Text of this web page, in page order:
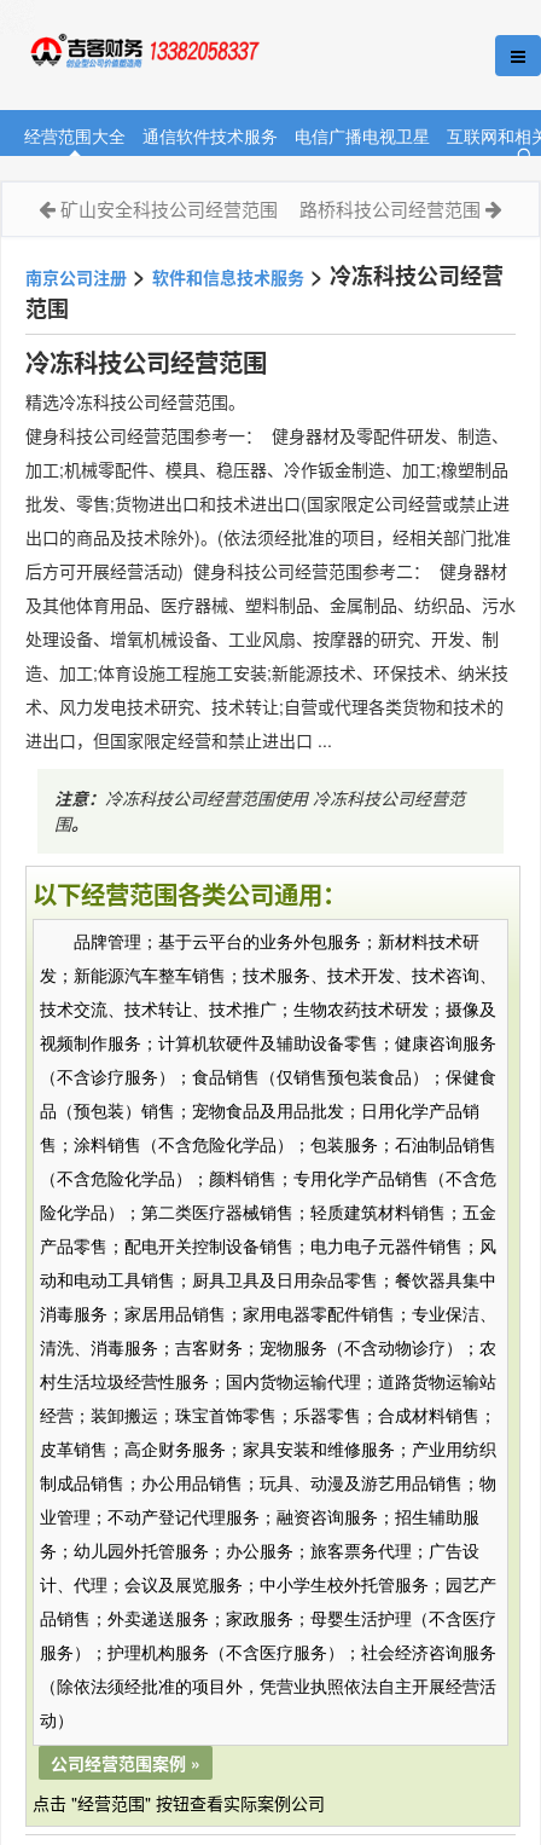
经营范围大全 通信软件技术服务 电信广播电视卫星 互联网和相
矿山安全科技公司经营范围 路桥科技公司经营范围
南京公司注册 > 软件和信息技术服务 > 冷冻科技公司经营
范围
冷冻科技公司经营范围
精选冷冻科技公司经营范围。
健身科技公司经营范围参考一： 健身器材及零配件研发、制造、
加工;机械零配件、模具、稳压器、冷作钣金制造、加工;橡塑制品
批发、零售;货物进出口和技术进出口(国家限定公司经营或禁止进
出口的商品及技术除外)。(依法须经批准的项目，经相关部门批准
后方可开展经营活动) 健身科技公司经营范围参考二： 健身器材
及其他体育用品、医疗器械、塑料制品、金属制品、纺织品、污水
处理设备、增氧机械设备、工业风扇、按摩器的研究、开发、制
造、加工;体育设施工程施工安装;新能源技术、环保技术、纳米技
术、风力发电技术研究、技术转让;自营或代理各类货物和技术的
进出口，但国家限定经营和禁止进出口 ...
注意： 冷冻科技公司经营范围使用冷冻科技公司经营范
围。
以下经营范围各类公司通用：
品牌管理；基于云平台的业务外包服务；新材料技术研
发；新能源汽车整车销售；技术服务、技术开发、技术咨询、
技术交流、技术转让、技术推广；生物农药技术研发；摄像及
视频制作服务；计算机软硬件及辅助设备零售；健康咨询服务
（不含诊疗服务）；食品销售（仅销售预包装食品）；保健食
品（预包装）销售；宠物食品及用品批发；日用化学产品销
售；涂料销售（不含危险化学品）；包装服务；石油制品销售
（不含危险化学品）；颜料销售；专用化学产品销售（不含危
险化学品）；第二类医疗器械销售；轻质建筑材料销售；五金
产品零售；配电开关控制设备销售；电力电子元器件销售；风
动和电动工具销售；厨具卫具及日用杂品零售；餐饮器具集中
消毒服务；家居用品销售；家用电器零配件销售；专业保洁、
清洗、消毒服务；吉客财务；宠物服务（不含动物诊疗）；农
村生活垃圾经营性服务；国内货物运输代理；道路货物运输站
经营；装卸搬运；珠宝首饰零售；乐器零售；合成材料销售；
皮革销售；高企财务服务；家具安装和维修服务；产业用纺织
制成品销售；办公用品销售；玩具、动漫及游艺用品销售；物
业管理；不动产登记代理服务；融资咨询服务；招生辅助服
务；幼儿园外托管服务；办公服务；旅客票务代理；广告设
计、代理；会议及展览服务；中小学生校外托管服务；园艺产
品销售；外卖递送服务；家政服务；母婴生活护理（不含医疗
服务）；护理机构服务（不含医疗服务）；社会经济咨询服务
（除依法须经批准的项目外，凭营业执照依法自主开展经营活
动）
公司经营范围案例 »
点击 "经营范围" 按钮查看实际案例公司